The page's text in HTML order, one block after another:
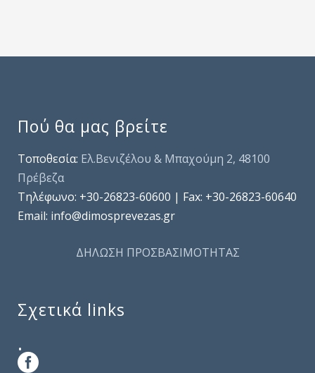
Πού θα μας βρείτε
Τοποθεσία: Ελ.Βενιζέλου & Μπαχούμη 2, 48100
Πρέβεζα
Τηλέφωνo: +30-26823-60600 | Fax: +30-26823-60640
Email: info@dimosprevezas.gr
ΔΗΛΩΣΗ ΠΡΟΣΒΑΣΙΜΟΤΗΤΑΣ
Σχετικά links
.